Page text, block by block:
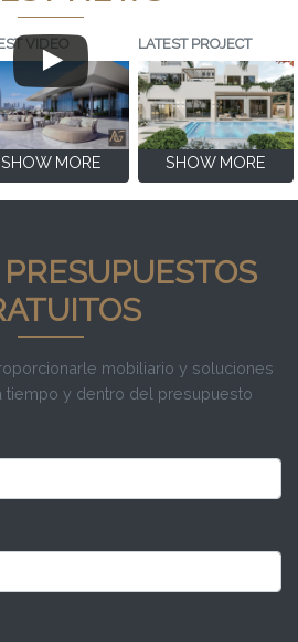
VIDEO
SHOW MORE
LATEST PROJECT
SHOW MORE
mobiliario y soluciones
tiempo y dentro del presupuesto